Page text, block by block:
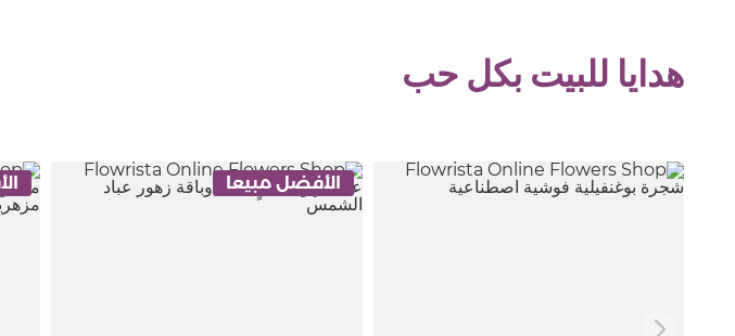
هدايا للبيت بكل حب
الأفضل مبيعا